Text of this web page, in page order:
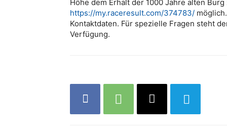
Höhe dem Erhalt der 1000 Jahre alten
https://my.raceresult.com/374783/
Kontaktdaten. Für spezielle Fragen steht
Verfügung.